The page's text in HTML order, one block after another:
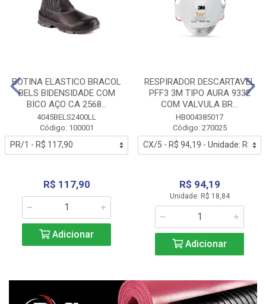
BOTINA ELASTICO BRACOL
BELS BIDENSIDADE COM
BICO AÇO CA 2568...
4045BELS2400LL
Código: 100001
R$ 117,90
Adicionar
RESPIRADOR DESCARTAVEL
PFF3 3M TIPO AURA 9332
COM VALVULA BR...
HB004385017
Código: 270025
R$ 94,19
Unidade: R$ 18,84
Adicionar